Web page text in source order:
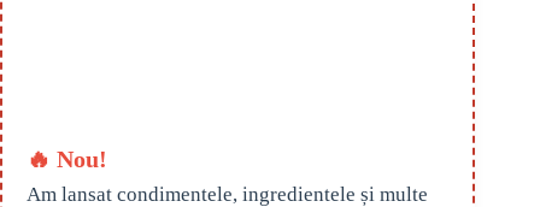
🔥 Nou!
Am lansat condimentele, ingredientele și multe